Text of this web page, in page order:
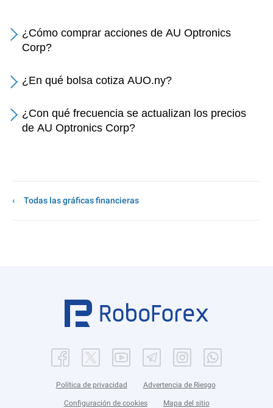
¿Cómo comprar acciones de AU Optronics
Corp?
¿En qué bolsa cotiza AUO.ny?
¿Con qué frecuencia se actualizan los precios
de AU Optronics Corp?
Todas las gráficas financieras
Política de privacidad Advertencia de Riesgo
Configuración de cookies Mapa del sitio